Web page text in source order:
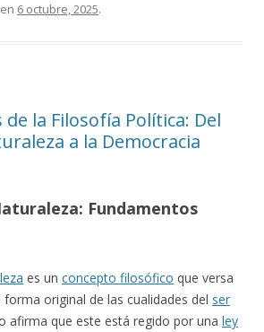
en 6 octubre, 2025.
la Filosofía Política: Del
a la Democracia
Fundamentos
es un concepto filosófico que versa
original de las cualidades del ser
afirma que este está regido por una ley